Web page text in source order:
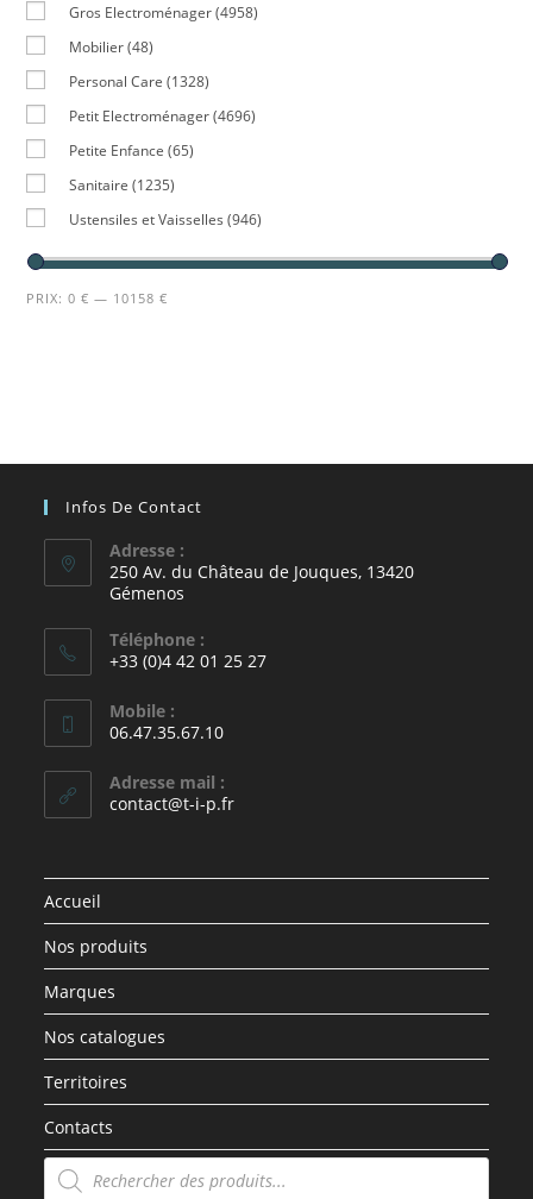
Gros Electroménager (4958)
Mobilier (48)
Personal Care (1328)
Petit Electroménager (4696)
Petite Enfance (65)
Sanitaire (1235)
Ustensiles et Vaisselles (946)
PRIX:0 € — 10158 €
Infos De Contact
Adresse :
250 Av. du Château de Jouques, 13420
Gémenos
Téléphone :
+33 (0)4 42 01 25 27
Mobile :
06.47.35.67.10
Adresse mail :
contact@t-i-p.fr
Accueil
Nos produits
Marques
Nos catalogues
Territoires
Contacts
Recherche
de